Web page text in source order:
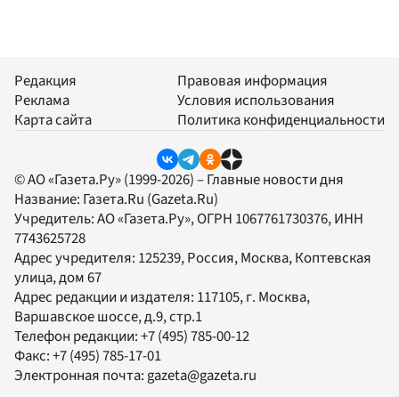
Редакция
Реклама
Карта сайта
Правовая информация
Условия использования
Политика конфиденциальности
© АО «Газета.Ру» (1999-2026) – Главные новости дня
Название: Газета.Ru (Gazeta.Ru)
Учредитель:АО «Газета.Ру», ОГРН 1067761730376, ИНН
7743625728
Адрес учредителя: 125239, Россия, Москва, Коптевская
улица, дом 67
Адрес редакции и издателя: 117105, г. Москва,
Варшавское шоссе, д.9, стр.1
Телефон редакции:+7 (495) 785-00-12
Факс:+7 (495) 785-17-01
Электронная почта: gazeta@gazeta.ru